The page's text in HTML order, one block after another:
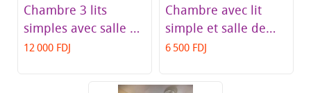
Chambre 3 lits
simples avec salle de
bain
12 000 FDJ
Chambre avec lit
simple et salle de
bain privée -
Hotel
6 500 FDJ